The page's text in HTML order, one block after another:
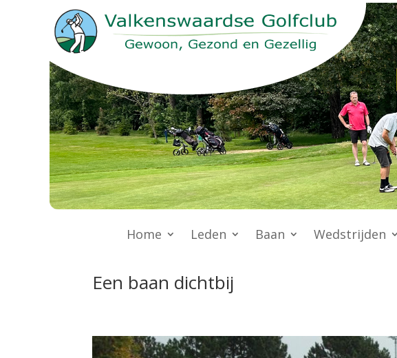
Home Leden Baan Wedstrijden
Een baan dichtbij